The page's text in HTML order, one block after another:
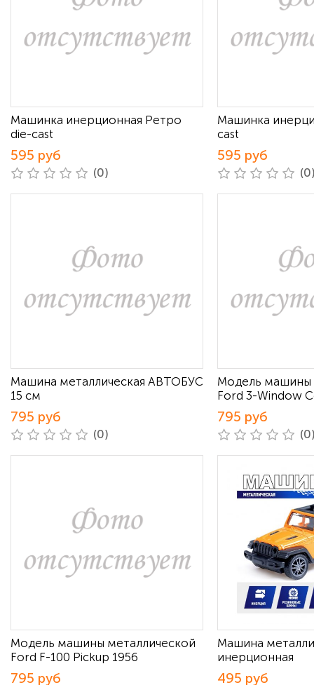
Машинка инерционная Ретро
die-cast
595 руб
(0)
Машинка
cast
595 руб
Машина металлическая АВТОБУС
15 см
795 руб
(0)
Модель машины
Ford 3-Window
795 руб
Модель машины металлической
Ford F-100 Pickup 1956
795 руб
Машина
инерционная
495 руб